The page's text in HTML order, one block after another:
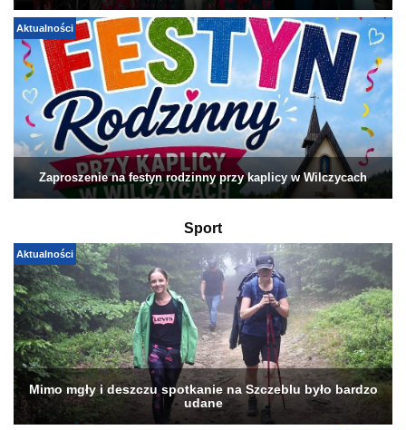
Aktualności
Zaproszenie na festyn rodzinny przy kaplicy w Wilczycach
Sport
Aktualności
Mimo mgły i deszczu spotkanie na Szczeblu było bardzo
udane